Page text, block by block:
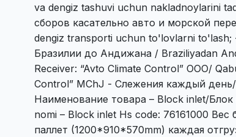
va dengiz tashuvi uchun nakladnoylarini
сборов касательно авто и морской
dengiz transporti uchun to'lovlarni to'lash;
Бразилии до Андижана / Braziliyadan
Receiver: “Avto Climate Control” ООО/
Control” MChJ - Слежения каждый
Наименование товара – Block inlet/Блок
nomi – Block inlet Hs code: 76161000 Вес
паллет (1200*910*570mm) каждая